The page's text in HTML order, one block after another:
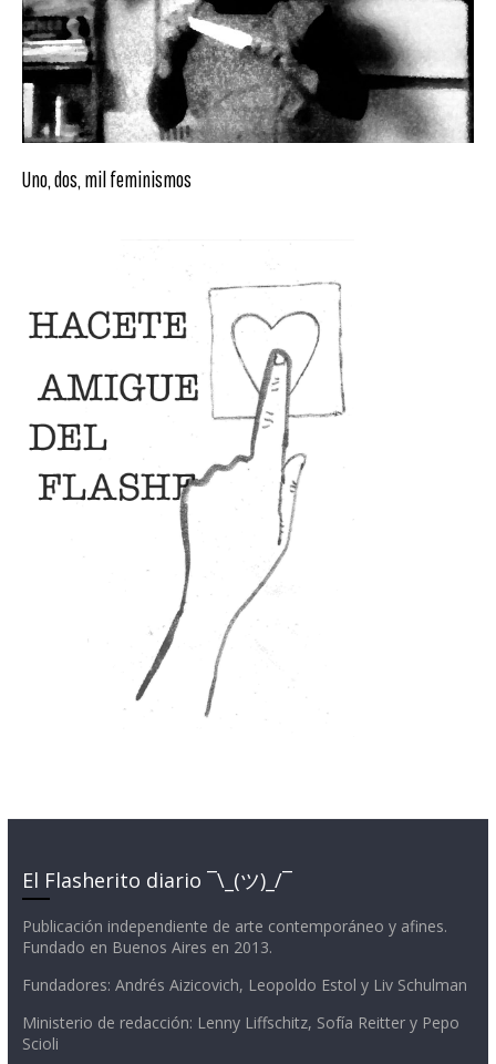
Uno, dos, mil feminismos
El Flasherito diario ¯\_(ツ)_/¯
Publicación independiente de arte contemporáneo y afines.
Fundado en Buenos Aires en 2013.
Fundadores: Andrés Aizicovich, Leopoldo Estol y Liv Schulman
Ministerio de redacción: Lenny Liffschitz, Sofía Reitter y Pepo
Scioli